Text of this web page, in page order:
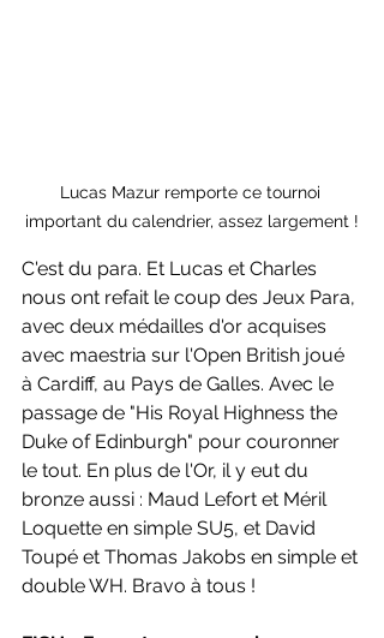
Lucas Mazur remporte ce tournoi
important du calendrier, assez largement !
C'est du para. Et Lucas et Charles
nous ont refait le coup des Jeux Para,
avec deux médailles d'or acquises
avec maestria sur l'Open British joué
à Cardiff, au Pays de Galles. Avec le
passage de "His Royal Highness the
Duke of Edinburgh" pour couronner
le tout. En plus de l'Or, il y eut du
bronze aussi : Maud Lefort et Méril
Loquette en simple SU5, et David
Toupé et Thomas Jakobs en simple et
double WH. Bravo à tous !